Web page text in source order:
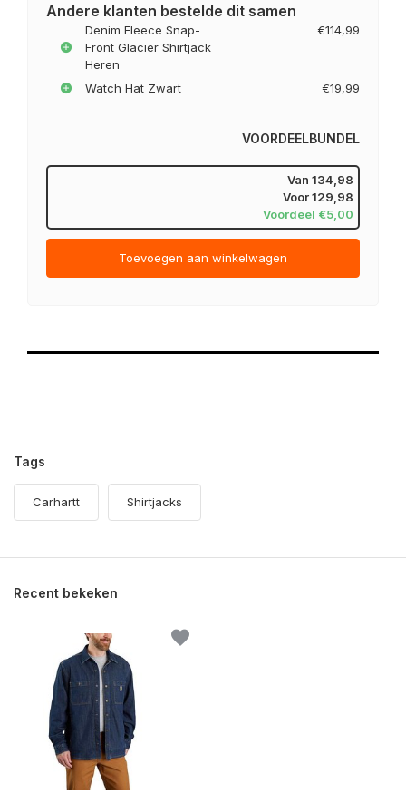
Andere klanten bestelde dit samen
Denim Fleece Snap-
Front Glacier Shirtjack
Heren
€114,99
Watch Hat Zwart €19,99
VOORDEELBUNDEL
Van 134,98
Voor129,98
Voordeel €5,00
Toevoegen aan winkelwagen
Tags
Carhartt Shirtjacks
Recent bekeken